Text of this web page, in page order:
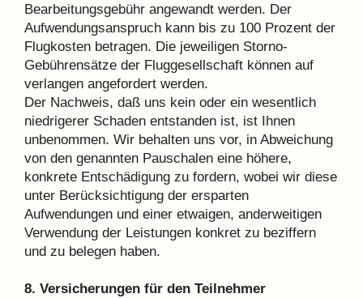
Bearbeitungsgebühr angewandt werden. Der
Aufwendungsanspruch kann bis zu 100 Prozent der
Flugkosten betragen. Die jeweiligen Storno-
Gebührensätze der Fluggesellschaft können auf
verlangen angefordert werden.
Der Nachweis, daß uns kein oder ein wesentlich
niedrigerer Schaden entstanden ist, ist Ihnen
unbenommen. Wir behalten uns vor, in Abweichung
von den genannten Pauschalen eine höhere,
konkrete Entschädigung zu fordern, wobei wir diese
unter Berücksichtigung der ersparten
Aufwendungen und einer etwaigen, anderweitigen
Verwendung der Leistungen konkret zu beziffern
und zu belegen haben.
8. Versicherungen für den Teilnehmer